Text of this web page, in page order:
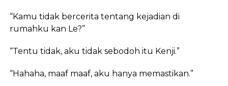
“Kamu tidak bercerita tentang kejadian di
rumahku kan Le?”
“Tentu tidak, aku tidak sebodoh itu Kenji.”
“Hahaha, maaf maaf, aku hanya memastikan.”